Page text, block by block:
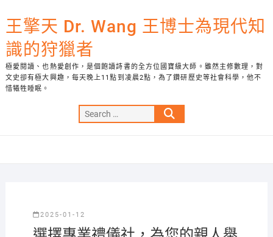
to
content
王擎天 Dr. Wang 王博士為現代知
識的狩獵者
極愛閱讀、也熱愛創作，是個飽讀詩書的全方位國寶級大師。雖然主修數理，對
文史卻有極大興趣，每天晚上11點到凌晨2點，為了鑽研歷史等社會科學，他不
惜犧牲睡眠。
Search
…
2025-01-12